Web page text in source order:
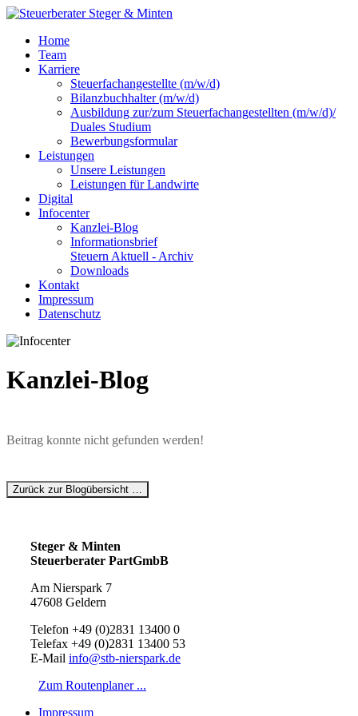
Home
Team
Karriere
Steuerfachangestellte (m/w/d)
Bilanzbuchhalter (m/w/d)
Ausbildung zur/zum Steuerfachangestellten (m/w/d)/
Duales Studium
Bewerbungsformular
Leistungen
Unsere Leistungen
Leistungen für Landwirte
Digital
Infocenter
Kanzlei-Blog
Informationsbrief
Steuern Aktuell - Archiv
Downloads
Kontakt
Impressum
Datenschutz
Kanzlei-Blog
Beitrag konnte nicht gefunden werden!
Zurück zur Blogübersicht …
Steger & Minten
Steuerberater PartGmbB
Am Nierspark 7
47608 Geldern
Telefon +49 (0)2831 13400 0
Telefax +49 (0)2831 13400 53
E-Mail info@stb-nierspark.de
Zum Routenplaner ...
Impressum